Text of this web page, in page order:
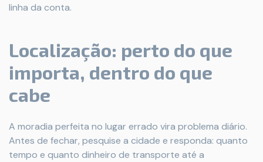
linha da conta.
Localização: perto do que
importa, dentro do que
cabe
A moradia perfeita no lugar errado vira problema diário.
Antes de fechar, pesquise a cidade e responda: quanto
tempo e quanto dinheiro de transporte até a